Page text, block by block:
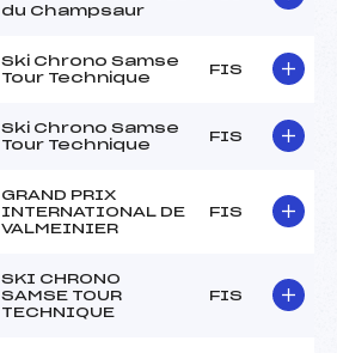
du Champsaur
Ski Chrono Samse
Tour Technique
FIS
Ski Chrono Samse
Tour Technique
FIS
GRAND PRIX
INTERNATIONAL DE
VALMEINIER
FIS
SKI CHRONO
SAMSE TOUR
TECHNIQUE
FIS